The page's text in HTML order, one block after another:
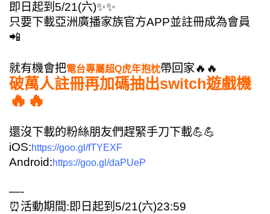
即日起到5/21(六)✨✨
只要下載亞洲廣播家族官方APP並註冊成為會員
📲
就有機會把電台專屬超Q虎年抱枕帶回家🔥🔥
破萬人註冊再加碼抽出switch遊戲機
🔥🔥
還沒下載的粉絲朋友們趕緊手刀下載💪💪
iOS:https://goo.gl/fTYEXF
Android:https://goo.gl/daPUeP
—-
⏰活動期間:即日起到5/21(六)23:59